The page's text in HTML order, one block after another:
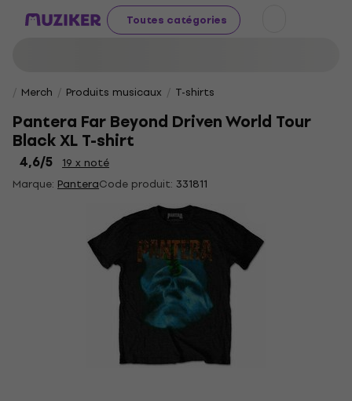
Toutes catégories
Merch Produits musicaux T-shirts
Pantera Far Beyond Driven World Tour
Black XL T-shirt
4,6/5
19 x noté
Marque: PanteraCode produit: 331811